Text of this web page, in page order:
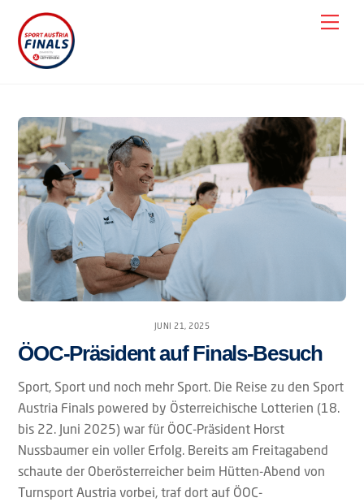
content
JUNI 21, 2025
ÖOC-Präsident auf Finals-Besuch
Sport, Sport und noch mehr Sport. Die Reise zu den Sport
Austria Finals powered by Österreichische Lotterien (18.
bis 22. Juni 2025) war für ÖOC-Präsident Horst
Nussbaumer ein voller Erfolg. Bereits am Freitagabend
schaute der Oberösterreicher beim Hütten-Abend von
Turnsport Austria vorbei, traf dort auf ÖOC-